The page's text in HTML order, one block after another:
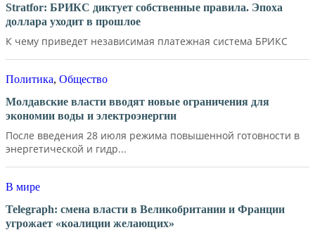
Stratfor: БРИКС диктует собственные правила. Эпоха
доллара уходит в прошлое
К чему приведет независимая платежная система БРИКС
Политика, Общество
Молдавские власти вводят новые ограничения для
экономии воды и электроэнергии
После введения 28 июля режима повышенной готовности в
энергетической и гидр...
В мире
Telegraph: смена власти в Великобритании и Франции
угрожает «коалиции желающих»